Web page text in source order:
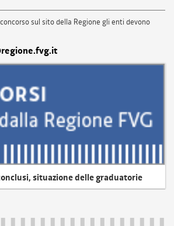
sul sito della Regione gli enti devono
situazione delle graduatorie